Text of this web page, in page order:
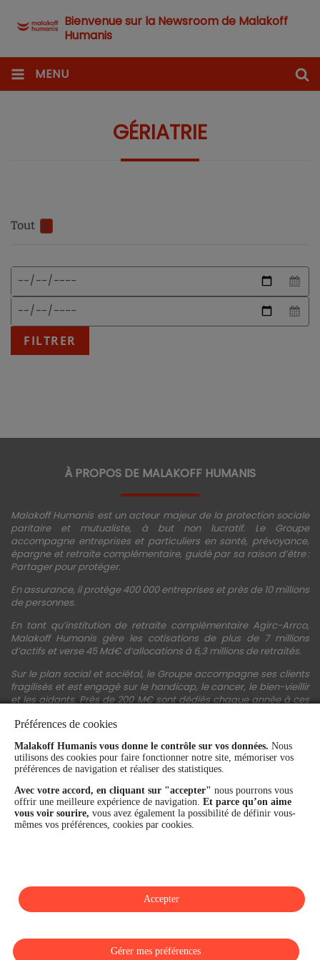
Bienvenue sur la Newsroom de Malakoff
Humanis
MENU
GÉRIATRIE
Tout 0
Date
début
Date
Format
date
attendu
:
JJ/MM/AAAA
FILTRER
À PROPOS DE MALAKOFF HUMANIS
Malakoff Humanis est un acteur majeur de la protection sociale
paritaire et mutualiste, à but non lucratif. Le Groupe
accompagne entreprises et particuliers en santé, prévoyance,
épargne et retraite complémentaire, guidé par sa raison d’être :
Partager pour protéger.
En assurance, il protège 400 000 entreprises et près de 10 millions
de personnes.
En tant qu’institution de retraite complémentaire Agirc-Arrco,
Malakoff Humanis gère les cotisations de plus de 7 millions
d’actifs et verse 45 Md€ d’allocations à 6,3 millions de retraités.
Sur le plan social et sociétal, le Groupe accompagne ses clients
fragilisés et est engagé sur le handicap, le cancer, le bien-vieillir
et les aidants. Près de 200 M€ sont dédiés chaque année à ces
financière et la performance du Groupe sont confirmées par une
notation A+ attribuée depuis 4 ans par S&P Global Ratings et
Fitch Ratings. Sur les plans extra-financiers, Malakoff Humanis
figure parmi les 2% des entreprises les mieux notées au monde
en matière de critères RSE (Ecovadis, niveau Gold - 81/100 en
2026). Enfin, Malakoff Humanis est certifié Top Employer France
par le Top Employers Institute depuis 3 ans.
Préférences de cookies
Malakoff Humanis vous donne le contrôle sur vos données. Nous
utilisons des cookies pour faire fonctionner notre site, mémoriser vos
préférences de navigation et réaliser des statistiques.
Avec votre accord, en cliquant sur "accepter" nous pourrons vous
offrir une meilleure expérience de navigation. Et parce qu’on aime
vous voir sourire, vous avez également la possibilité de définir vous-
mêmes vos préférences, cookies par cookies.
Gérer mes préférences
Accepter